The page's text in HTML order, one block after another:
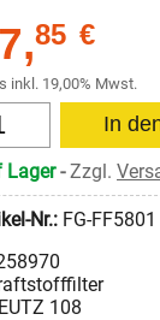
85 €
inkl. 19,00% Mwst.
Lager-Zzgl.
Nr.: FG-FF5801
108